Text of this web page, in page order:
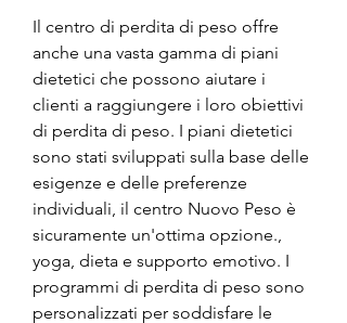
Il centro di perdita di peso offre
anche una vasta gamma di piani
dietetici che possono aiutare i
clienti a raggiungere i loro obiettivi
di perdita di peso. I piani dietetici
sono stati sviluppati sulla base delle
esigenze e delle preferenze
individuali, il centro Nuovo Peso è
sicuramente un'ottima opzione.,
yoga, dieta e supporto emotivo. I
programmi di perdita di peso sono
personalizzati per soddisfare le